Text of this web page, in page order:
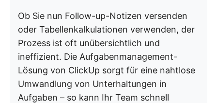
Ob Sie nun Follow-up-Notizen versenden
oder Tabellenkalkulationen verwenden, der
Prozess ist oft unübersichtlich und
ineffizient. Die Aufgabenmanagement-
Lösung von ClickUp sorgt für eine nahtlose
Umwandlung von Unterhaltungen in
Aufgaben – so kann Ihr Team schnell